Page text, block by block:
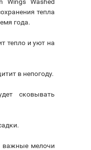
тепла
года.
тепло и уют на
в непогоду.
сковывать
важные мелочи